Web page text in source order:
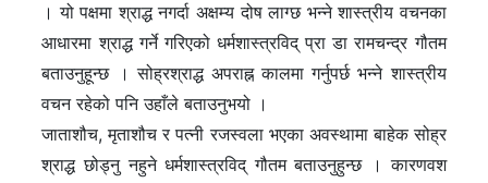
। यो पक्षमा श्राद्ध नगर्दा अक्षम्य दोष लाग्छ भन्ने शास्त्रीय वचनका
आधारमा श्राद्ध गर्ने गरिएको धर्मशास्त्रविद् प्रा डा रामचन्द्र गौतम
बताउनुहून्छ । सोह्रश्राद्ध अपराह्न कालमा गर्नुपर्छ भन्ने शास्त्रीय
वचन रहेको पनि उहाँले बताउनुभयो ।
जाताशौच, मृताशौच र पत्नी रजस्वला भएका अवस्थामा बाहेक सोह्र
श्राद्ध छोड्नु नहुने धर्मशास्त्रविद् गौतम बताउनुहुन्छ । कारणवश